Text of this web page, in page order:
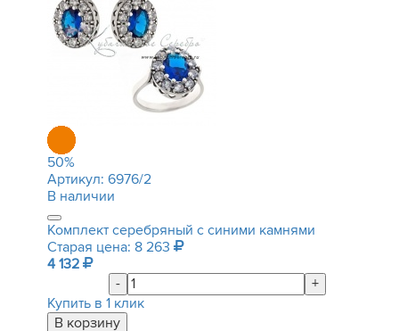
50%
Артикул: 6976/2
В наличии
Комплект серебряный с синими камнями
Старая цена: 8 263
4 132
-
+
Купить в 1 клик